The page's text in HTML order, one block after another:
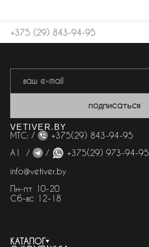
+375 (29) 843-94-95
подписаться
VETIVER.BY
МТС: /
+375(29) 843-94-95
А1 /
/
+375(29) 973-94-95
info@vetiver.by
Пн-пт 10-20
Сб-вс 12-18
КАТАЛОГ